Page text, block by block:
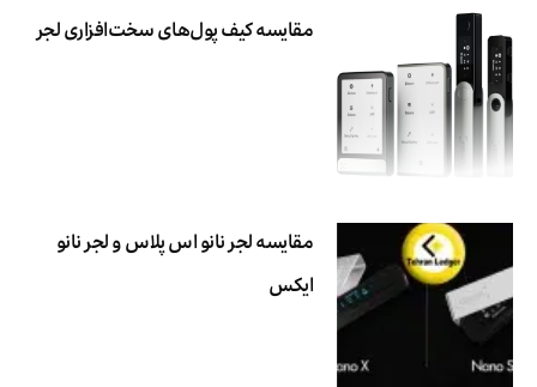
مقایسه کیف پول‌های سخت‌افزاری لجر
مقایسه لجر نانو اس پلاس و لجر نانو
ایکس